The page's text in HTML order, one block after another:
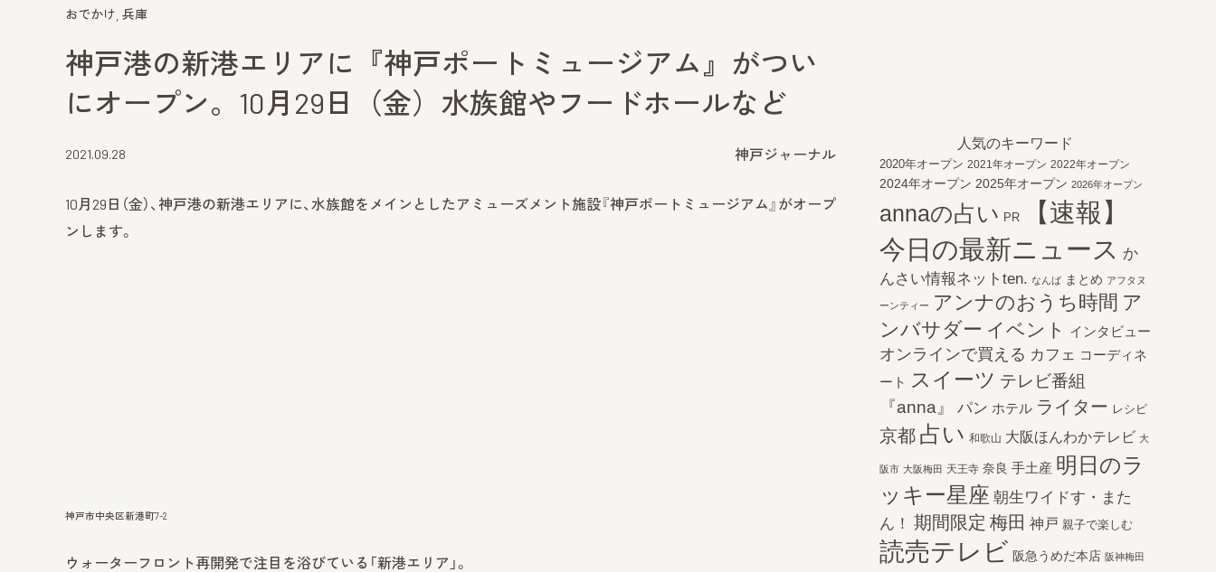
おでかけ 兵庫
神戸港の新港エリアに『神戸ポートミュージアム』がつい
にオープン。10月29日（金）水族館やフードホールなど
2021.09.28 神戸ジャーナル
10月29日（金）、神戸港の新港エリアに、水族館をメインとしたアミューズメント施設『神戸ポートミュージアム』がオープ
ンします。
神戸市中央区新港町7-2
ウォーターフロント再開発で注目を浴びている「新港エリア」。
人気のキーワード
2020年オープン 2021年オープン 2022年オープン
2024年オープン 2025年オープン 2026年オープン
annaの占い PR
【速報】
今日の最新ニュース か
んさい情報ネットten. なんば まとめ アフタヌ
ーンティー アンナのおうち時間 ア
ンバサダー イベント インタビュー
オンラインで買える カフェ コーディネ
ート
スイーツ テレビ番組
『anna』
パン ホテル ライター レシピ
京都 占い 和歌山 大阪ほんわかテレビ 大
阪市 大阪梅田 天王寺 奈良 手土産 明日のラ
ッキー星座 朝生ワイドす・また
ん！ 期間限定 梅田 神戸 親子で楽しむ
読売テレビ 阪急うめだ本店 阪神梅田